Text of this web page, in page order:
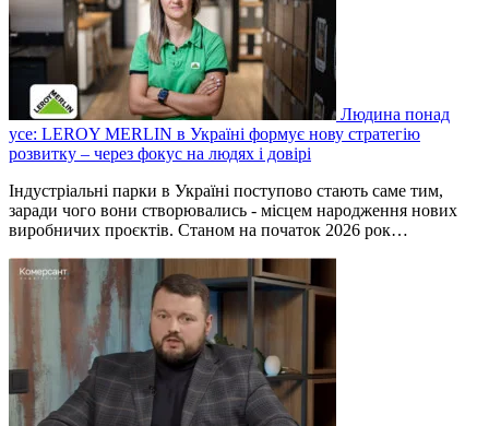
Людина понад
усе: LEROY MERLIN в Україні формує нову стратегію
розвитку – через фокус на людях і довірі
Індустріальні парки в Україні поступово стають саме тим,
заради чого вони створювались - місцем народження нових
виробничих проєктів. Станом на початок 2026 рок…